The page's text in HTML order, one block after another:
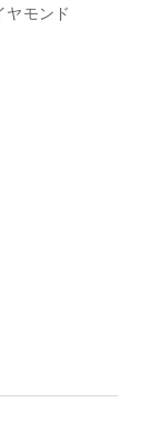
モンド